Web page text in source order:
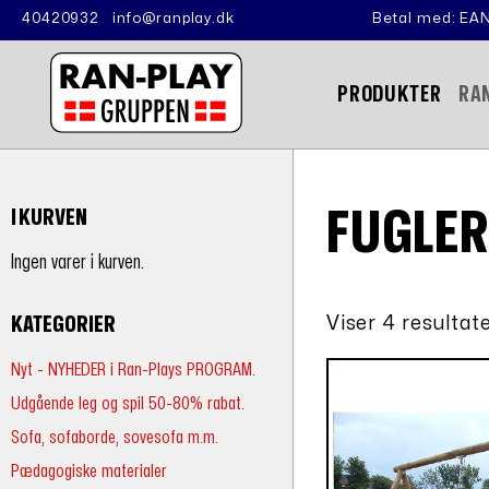
40420932 info@ranplay.dk Betal med:
PRODUKTER
I KURVEN
Ingen varer i kurven.
KATEGORIER
Nyt - NYHEDER i Ran-Plays PROGRAM.
Udgående leg og spil 50-80% rabat.
Sofa, sofaborde, sovesofa m.m.
Pædagogiske materialer
Viser 4